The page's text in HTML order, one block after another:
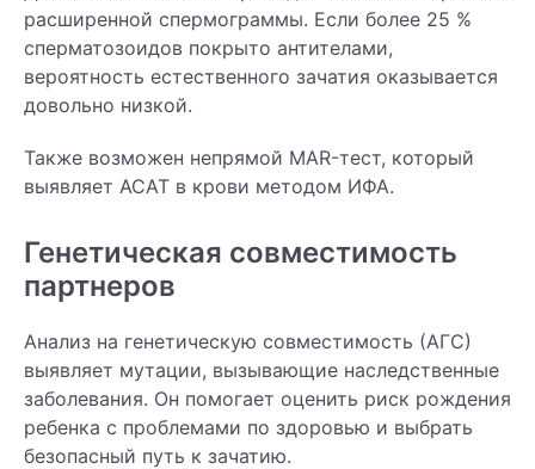
расширенной спермограммы. Если более 25 %
сперматозоидов покрыто антителами,
вероятность естественного зачатия оказывается
довольно низкой.
Также возможен непрямой MAR-тест, который
выявляет АСАТ в крови методом ИФА.
Генетическая совместимость
партнеров
Анализ на генетическую совместимость (АГС)
выявляет мутации, вызывающие наследственные
заболевания. Он помогает оценить риск рождения
ребенка с проблемами по здоровью и выбрать
безопасный путь к зачатию.